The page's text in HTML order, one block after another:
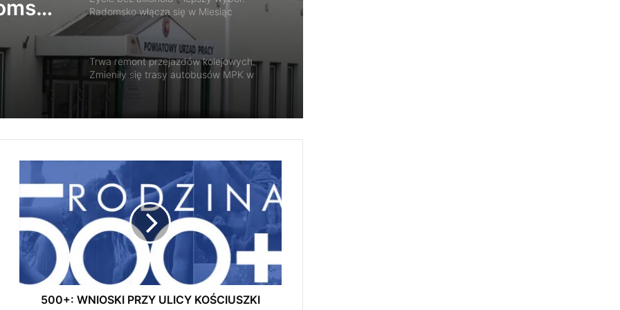
w
Trwa remont przejazdów kolejowych.
Zmieniły się trasy autobusów MPK w
radomszczańskim temperatura sięgnie
33°C
Radomsko oddało hołd bohaterom
Powstania Warszawskiego
Groźne burze nadciągają nad region. Wiatr
nawet do 110 km/h
0
0
+
W
N
O
500+: WNIOSKI PRZY ULICY KOŚCIUSZKI